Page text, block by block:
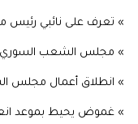
» تعرف على نائبي
» مجلس الشعب السوري
» انطلاق أعمال مجلس
» غموض يحيط بموعد